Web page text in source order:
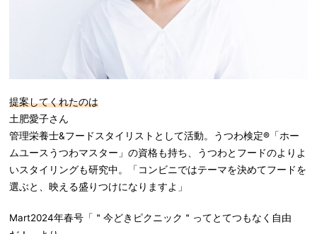
提案してくれたのは
土肥愛子さん
管理栄養士&フードスタイリストとして活動。うつわ検定®「ホー
ムユースうつわマスター」の資格も持ち、うつわとフードのよりよ
いスタイリングも研究中。「コンビニではテーマを決めてフードを
選ぶと、映える盛りつけになりますよ」
Mart2024年春号「＂今どきピクニック＂ってとてつもなく自由